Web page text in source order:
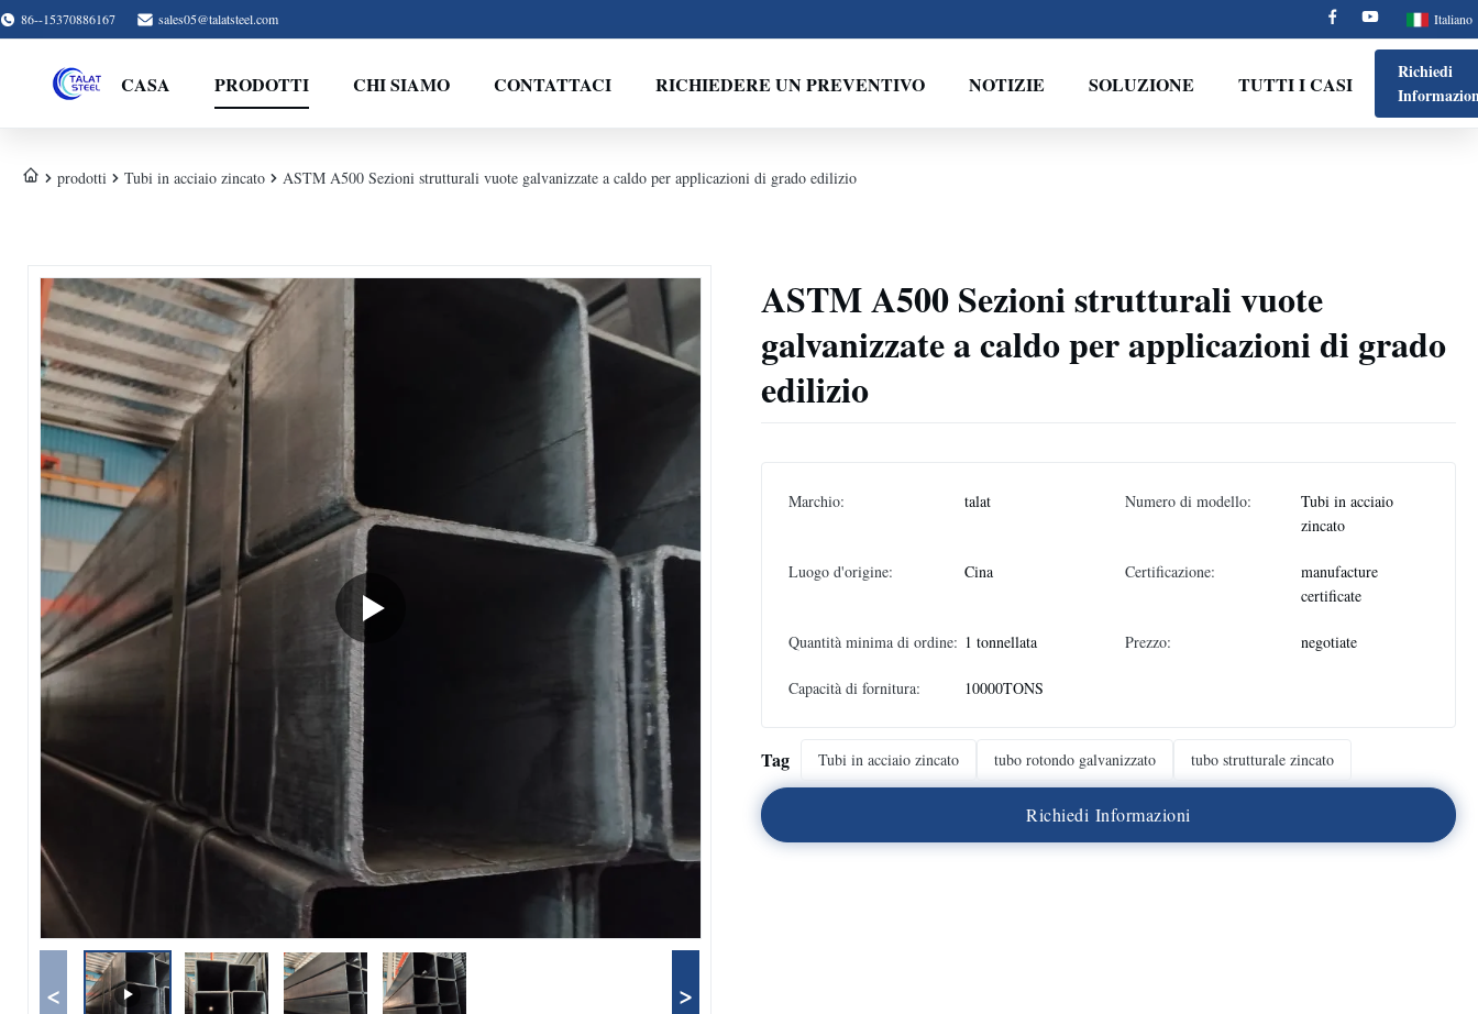
86--15370886167 sales05@talatsteel.com Italiano
CASA PRODOTTI CHI SIAMO CONTATTACI RICHIEDERE UN PREVENTIVO NOTIZIE SOLUZIONE TUTTI I CASI
Richiedi
prodotti Tubi in acciaio zincato ASTM A500 Sezioni strutturali vuote galvanizzate a caldo per applicazioni di grado edilizio
< >
ASTM A500 Sezioni strutturali vuote
galvanizzate a caldo per applicazioni di grado
edilizio
Marchio: talat Numero di modello:
Tubi in acciaio
zincato
Luogo d'origine: Cina Certificazione:
manufacture
certificate
Quantità minima di ordine: 1 tonnellata Prezzo: negotiate
Capacità di fornitura: 10000TONS
Tag Tubi in acciaio zincato tubo rotondo galvanizzato tubo strutturale zincato
Richiedi Informazioni